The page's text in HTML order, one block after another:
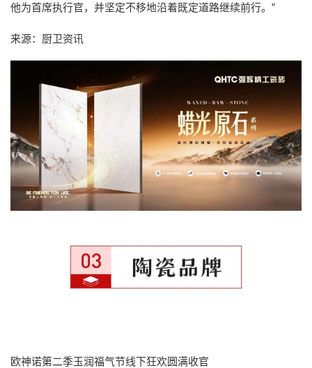
他为首席执行官，并坚定不移地沿着既定道路继续前行。”
来源：厨卫资讯
欧神诺第二季玉润福气节线下狂欢圆满收官